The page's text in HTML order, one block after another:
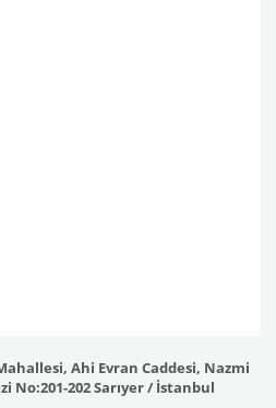
Ahi Evran Caddesi, Nazmi
No:201-202 Sarıyer / İstanbul